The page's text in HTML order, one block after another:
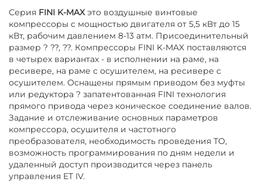
Серия FINI K-MAXэто воздушные винтовые
компрессоры с мощностью двигателя от 5,5 кВт до 15
кВт, рабочим давлением 8-13 атм. Присоединительный
размер ? ??, ??. Компрессоры FINI K-MAX поставляются
в четырех вариантах - в исполнении на раме, на
ресивере, на раме с осушителем, на ресивере с
осушителем. Оснащены прямым приводом без муфты
или редуктора ? запатентованная FINI технология
прямого привода через коническое соединение валов.
Задание и отслеживание основных параметров
компрессора, осушителя и частотного
преобразователя, необходимость проведения ТО,
возможность программирования по дням недели и
удаленный доступ производится через панель
управления ET IV.